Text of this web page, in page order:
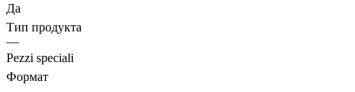
Да
Тип продукта
—
Pezzi speciali
Формат